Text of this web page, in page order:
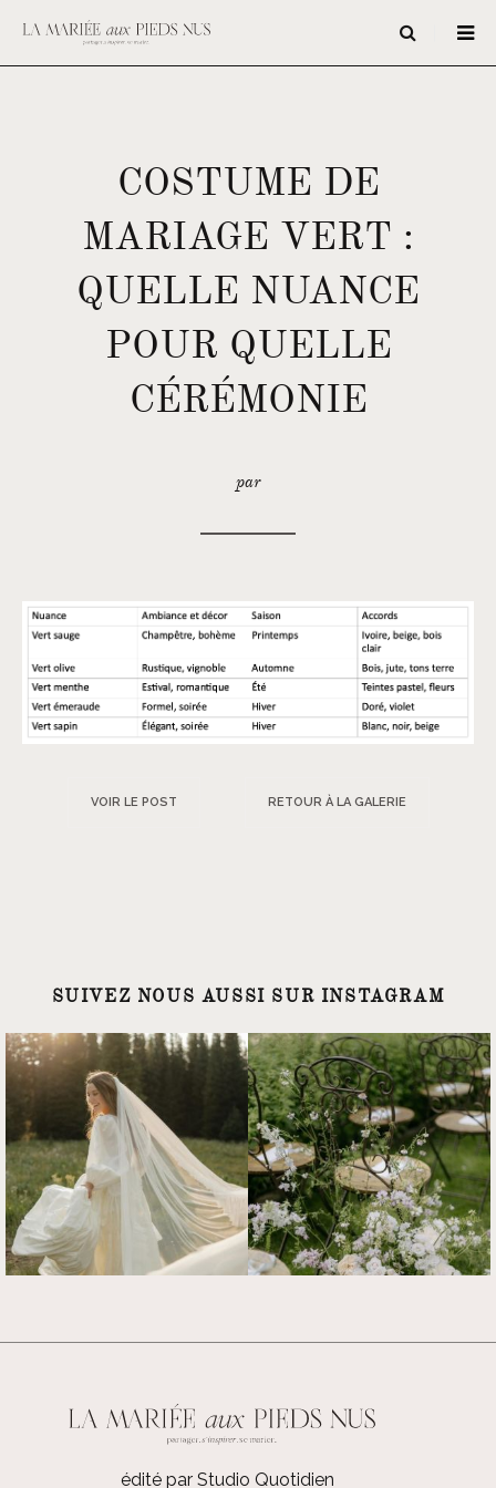
COSTUME DE
MARIAGE VERT :
QUELLE NUANCE
POUR QUELLE
CÉRÉMONIE
par
VOIR LE POST RETOUR À LA GALERIE
SUIVEZ NOUS AUSSI SUR INSTAGRAM
édité par Studio Quotidien